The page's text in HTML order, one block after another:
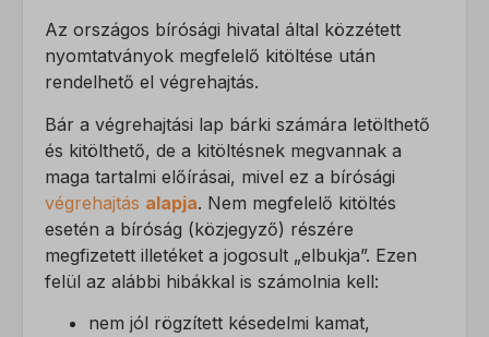
Az országos bírósági hivatal által közzétett
nyomtatványok megfelelő kitöltése után
rendelhető el végrehajtás.
Bár a végrehajtási lap bárki számára letölthető
és kitölthető, de a kitöltésnek megvannak a
maga tartalmi előírásai, mivel ez a bírósági
végrehajtás alapja. Nem megfelelő kitöltés
esetén a bíróság (közjegyző) részére
megfizetett illetéket a jogosult „elbukja”. Ezen
felül az alábbi hibákkal is számolnia kell:
nem jól rögzített késedelmi kamat,